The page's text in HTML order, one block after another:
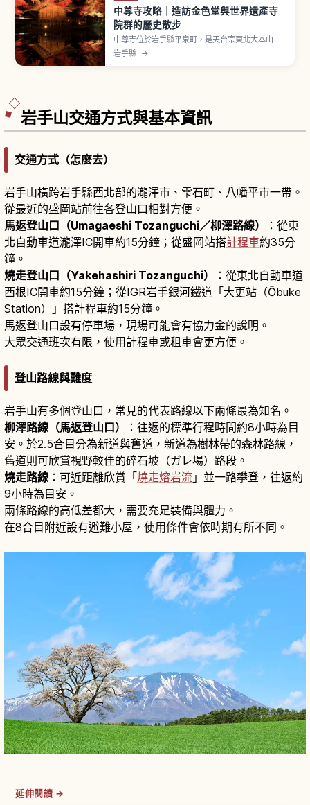
中尊寺攻略｜造訪金色堂與世界遺產寺
院群的歷史散步
中尊寺位於岩手縣平泉町，是天台宗東北大本山，
相傳於嘉祥3年（850年）由慈覺大師圓仁開山，
岩手縣 →
岩手山交通方式與基本資訊
交通方式（怎麼去）
岩手山橫跨岩手縣西北部的瀧澤市、雫石町、八幡平市一帶。
從最近的盛岡站前往各登山口相對方便。
馬返登山口（Umagaeshi Tozanguchi／柳澤路線）
：從東
北自動車道瀧澤IC開車約15分鐘；從盛岡站搭計程車約35分
鐘。
燒走登山口（Yakehashiri Tozanguchi）
：從東北自動車道
西根IC開車約15分鐘；從IGR岩手銀河鐵道「大更站（Ōbuke
Station）」搭計程車約15分鐘。
馬返登山口設有停車場，現場可能會有協力金的說明。
大眾交通班次有限，使用計程車或租車會更方便。
登山路線與難度
岩手山有多個登山口，常見的代表路線以下兩條最為知名。
柳澤路線（馬返登山口）
：往返的標準行程時間約8小時為目
安。於2.5合目分為新道與舊道，新道為樹林帶的森林路線，
舊道則可欣賞視野較佳的碎石坡（ガレ場）路段。
燒走路線 ：可近距離欣賞「燒走熔岩流 」並一路攀登，往返約
9小時為目安。
兩條路線的高低差都大，需要充足裝備與體力。
在8合目附近設有避難小屋，使用條件會依時期有所不同。
延伸閱讀 →